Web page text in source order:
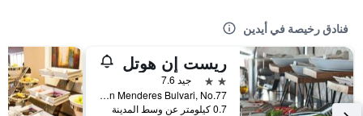
فنادق رخيصة في أيدين
ريست إن هوتل
2 نجمتين
جيد 7.6
Güzelhisar Mh. Adnan Menderes Bulvari, No.77, أيدين, تركيا
0.7 كيلومتر عن وسط المدينة